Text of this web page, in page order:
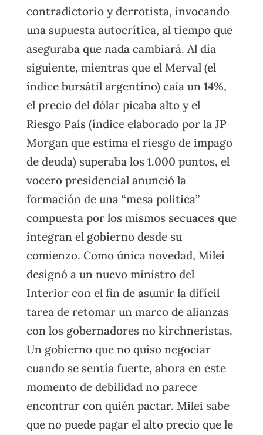
contradictorio y derrotista, invocando
una supuesta autocrítica, al tiempo que
aseguraba que nada cambiará. Al día
siguiente, mientras que el Merval (el
índice bursátil argentino) caía un 14%,
el precio del dólar picaba alto y el
Riesgo País (índice elaborado por la JP
Morgan que estima el riesgo de impago
de deuda) superaba los 1.000 puntos, el
vocero presidencial anunció la
formación de una “mesa política”
compuesta por los mismos secuaces que
integran el gobierno desde su
comienzo. Como única novedad, Milei
designó a un nuevo ministro del
Interior con el fin de asumir la difícil
tarea de retomar un marco de alianzas
con los gobernadores no kirchneristas.
Un gobierno que no quiso negociar
cuando se sentía fuerte, ahora en este
momento de debilidad no parece
encontrar con quién pactar. Milei sabe
que no puede pagar el alto precio que le